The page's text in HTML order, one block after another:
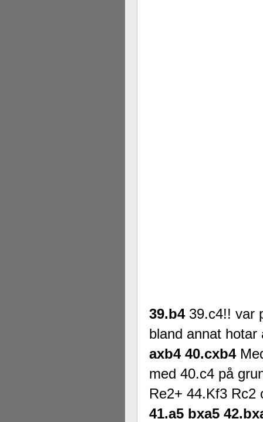
39.b4 39.c4!! var
bland annat
axb4 40.cxb4
med 40.c4 på
Re2+ 44.Kf3
41.a5 bxa5